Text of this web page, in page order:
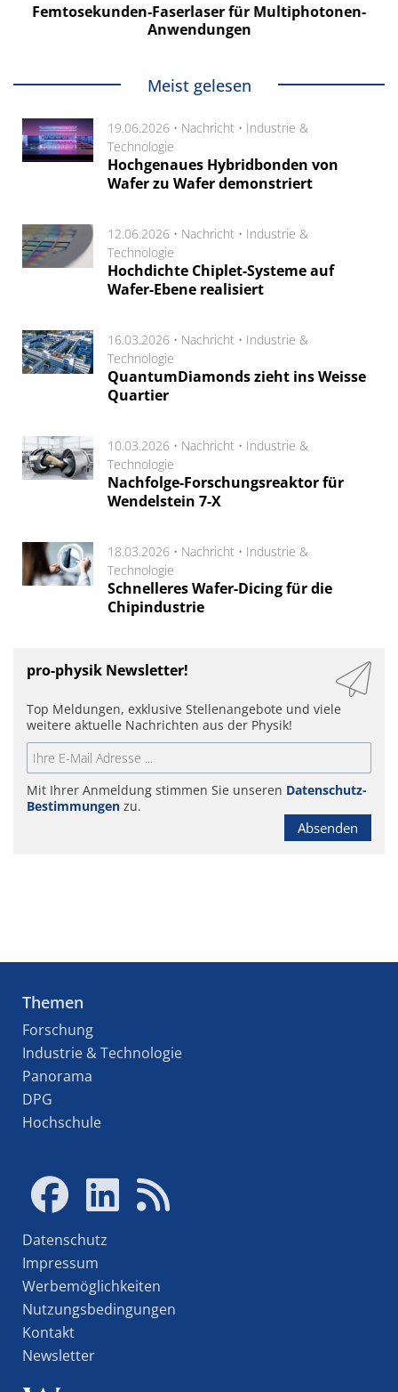
Femtosekunden-Faserlaser für Multiphotonen-
Anwendungen
Meist gelesen
19.06.2026 • Nachricht • Industrie &
Technologie
Hochgenaues Hybridbonden von
Wafer zu Wafer demonstriert
12.06.2026 • Nachricht • Industrie &
Technologie
Hochdichte Chiplet-Systeme auf
Wafer-Ebene realisiert
16.03.2026 • Nachricht • Industrie &
Technologie
QuantumDiamonds zieht ins Weisse
Quartier
10.03.2026 • Nachricht • Industrie &
Technologie
Nachfolge-Forschungsreaktor für
Wendelstein 7-X
18.03.2026 • Nachricht • Industrie &
Technologie
Schnelleres Wafer-Dicing für die
Chipindustrie
pro-physik Newsletter!
Top Meldungen, exklusive Stellenangebote und viele
weitere aktuelle Nachrichten aus der Physik!
Mit Ihrer Anmeldung stimmen Sie unseren Datenschutz-
Bestimmungen zu.
Absenden
Themen
Forschung
Industrie & Technologie
Panorama
DPG
Hochschule
Datenschutz
Impressum
Werbemöglichkeiten
Nutzungsbedingungen
Kontakt
Newsletter